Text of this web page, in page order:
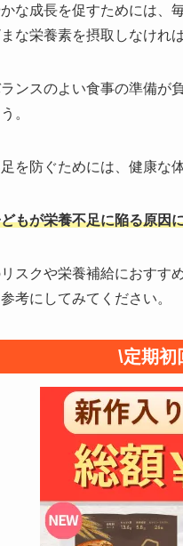
な成長を促すためには、
な栄養素を摂取しなけれ
ンスのよい食事の準備が
。
を防ぐためには、健康な
もが栄養不足に陥る原因
スクや栄養補給におすす
考にしてみてください。
\定期初